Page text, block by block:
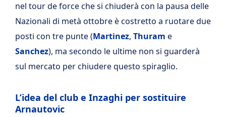
nel tour de force che si chiuderà con la pausa delle
Nazionali di metà ottobre è costretto a ruotare due
posti con tre punte (Martinez, Thuram e
Sanchez), ma secondo le ultime non si guarderà
sul mercato per chiudere questo spiraglio.
L’idea del club e Inzaghi per sostituire
Arnautovic